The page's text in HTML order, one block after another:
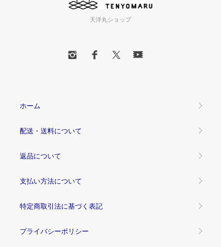
天洋丸ショップ
ホーム
配送・送料について
返品について
支払い方法について
特定商取引法に基づく表記
プライバシーポリシー